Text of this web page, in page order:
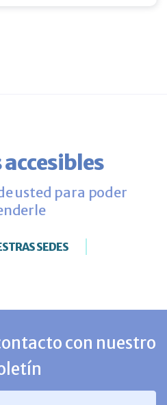
usted para poder
SEDES
con nuestro